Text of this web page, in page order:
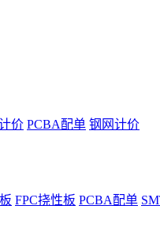
价 PCBA配单 钢网计价
FPC挠性板 PCBA配单